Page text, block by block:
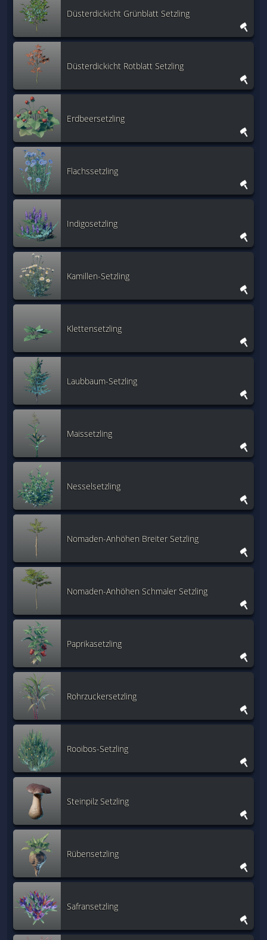
Düsterdickicht Grünblatt Setzling
Düsterdickicht Rotblatt Setzling
Erdbeersetzling
Flachssetzling
Indigosetzling
Kamillen-Setzling
Klettensetzling
Laubbaum-Setzling
Maissetzling
Nesselsetzling
Nomaden-Anhöhen Breiter Setzling
Nomaden-Anhöhen Schmaler Setzling
Paprikasetzling
Rohrzuckersetzling
Rooibos-Setzling
Steinpilz Setzling
Rübensetzling
Safransetzling